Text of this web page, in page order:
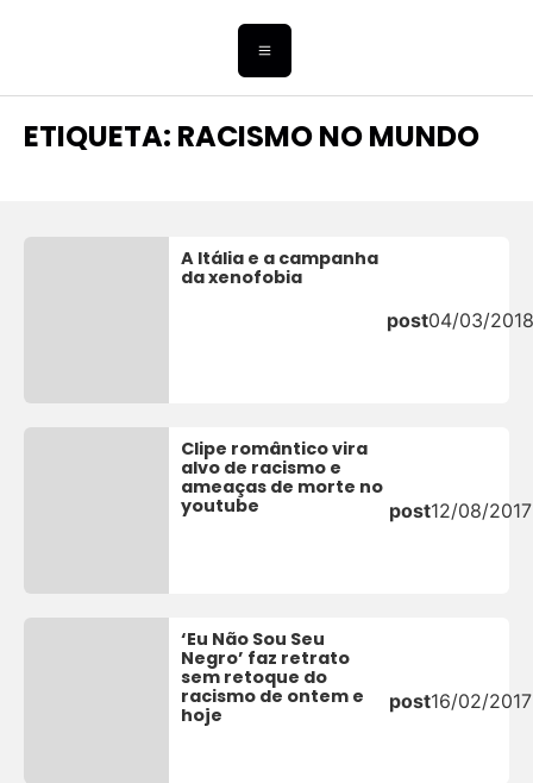
ETIQUETA: RACISMO NO MUNDO
A Itália e a campanha
da xenofobia
post04/03/
Clipe romântico vira
alvo de racismo e
ameaças de morte no
youtube
post12/08/2017
‘Eu Não Sou Seu
Negro’ faz retrato
sem retoque do
racismo de ontem e
hoje
post16/02/2017